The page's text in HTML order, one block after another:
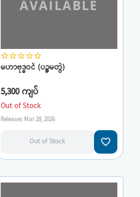
star_borderstar_borderstar_borderstar_borderstar_border
မဟာဗုဒ္ဓဝင် (ပဉ္စမတွဲ)
5,300 ကျပ်
Out of Stock
Releases Mar 28, 2026
Out of Stock favorite_border